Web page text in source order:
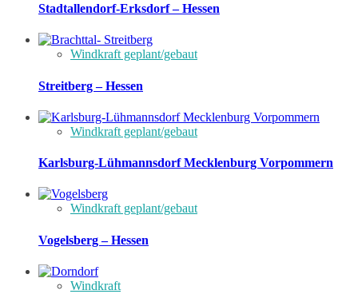
Stadtallendorf-Erksdorf – Hessen
Windkraft geplant/gebaut
Streitberg – Hessen
Windkraft geplant/gebaut
Karlsburg-Lühmannsdorf Mecklenburg Vorpommern
Windkraft geplant/gebaut
Vogelsberg – Hessen
Windkraft